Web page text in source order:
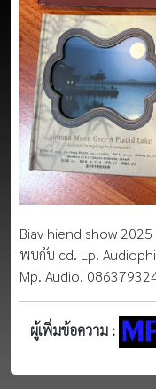
Biav hiend show
พบกับ cd. Lp.
Mp. Audio.
ผู้เพิ่มข้อความ :